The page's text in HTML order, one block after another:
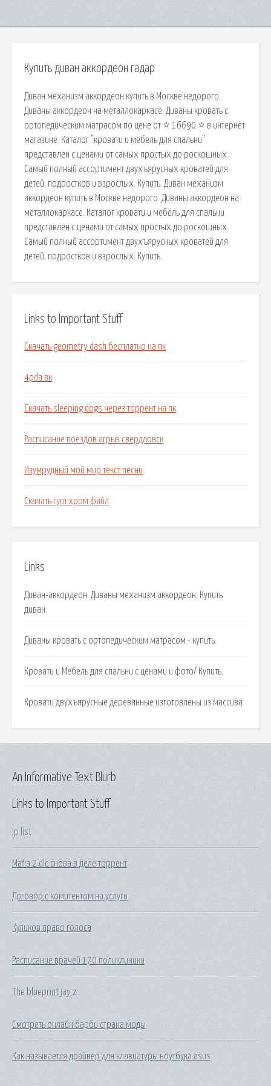
Купить диван аккордеон гадар
Диван механизм аккордеон купить в Москве недорого.
Диваны аккордеон на металлокаркасе. Диваны кровать с
ортопедическим матрасом по цене от ⭐ 16690 ⭐ в интернет
магазине. Каталог "кровати и мебель для спальни"
представлен с ценами от самых простых до роскошных.
Самый полный ассортимент двухъярусных кроватей для
детей, подростков и взрослых. Купить. Диван механизм
аккордеон купить в Москве недорого. Диваны аккордеон на
металлокаркасе. Каталог кровати и мебель для спальни
представлен с ценами от самых простых до роскошных.
Самый полный ассортимент двухъярусных кроватей для
детей, подростков и взрослых. Купить.
Links to Important Stuff
Скачать geometry dash бесплатно на пк
4pda вк
Скачать sleeping dogs через торрент на пк
Расписание поездов агрыз свердловск
Изумрудный мой мир текст песни
Скачать гугл хром файл
Links
Диван-аккордеон. Диваны механизм аккордеон. Купить
диван.
Диваны кровать с ортопедическим матрасом - купить.
Кровати и Мебель для спальни с ценами и фото/ Купить.
Кровати двухъярусные деревянные изготовлены из массива.
Links to Important Stuff
Ip list
Mafia 2 dlc снова в деле торрент
Договор с комитентом на услуги
Куликов право голоса
Расписание врачей 170 поликлиники
The blueprint jay z
Смотреть онлайн барби страна моды
Как называется драйвер для клавиатуры ноутбука asus
An Informative Text Blurb